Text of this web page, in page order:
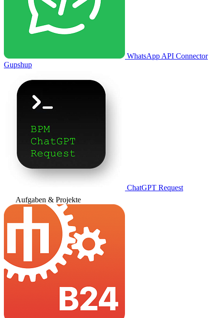
WhatsApp API Connector
Gupshup
ChatGPT Request
Aufgaben & Projekte